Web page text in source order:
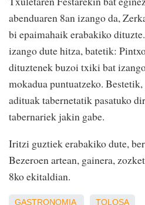
abenduaren 8an izango da,
bi epaimahaik erabakiko
izango dute hitza, batetik:
dituztenek buzoi txiki bat
mokadua puntuatzeko.
adituak tabernetatik pasatuko
tabernariek jakin gabe.
Iritzi guztiek erabakiko dute,
Bezeroen artean, gainera,
8ko ekitaldian.
GASTRONOMIA TOLOSA